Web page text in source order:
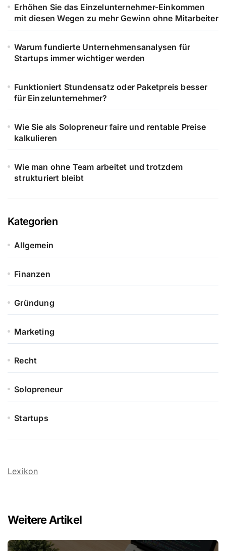
Erhöhen Sie das Einzelunternehmer-Einkommen
mit diesen Wegen zu mehr Gewinn ohne Mitarbeiter
Warum fundierte Unternehmensanalysen für
Startups immer wichtiger werden
Funktioniert Stundensatz oder Paketpreis besser
für Einzelunternehmer?
Wie Sie als Solopreneur faire und rentable Preise
kalkulieren
Wie man ohne Team arbeitet und trotzdem
strukturiert bleibt
Kategorien
Allgemein
Finanzen
Gründung
Marketing
Recht
Solopreneur
Startups
Lexikon
Weitere Artikel